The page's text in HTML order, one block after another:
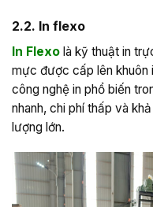
2.2. In flexo
In Flexo là kỹ thuật in
mực được cấp lên khuôn
công nghệ in phổ biến
nhanh, chi phí thấp và
lượng lớn.